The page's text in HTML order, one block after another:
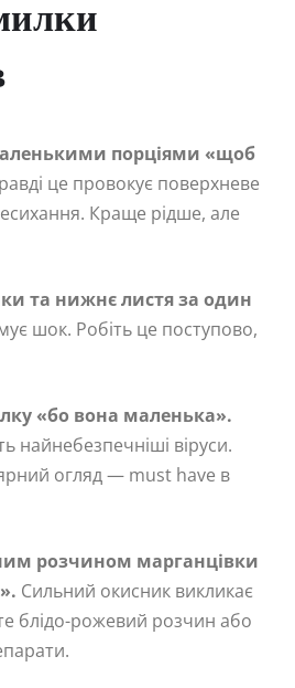
порціями «щоб
це провокує поверхневе
Краще рідше, але
та нижнє листя за один
шок. Робіть це поступово,
«бо вона маленька».
найнебезпечніші віруси.
огляд — must have в
розчином марганцівки
Сильний окисник викликає
блідо-рожевий розчин або